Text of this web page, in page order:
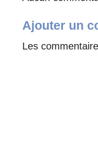
Ajouter un
Les